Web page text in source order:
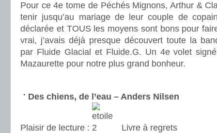
Pour ce 4e tome de Péchés Mignons, Arthur &
tenir jusqu’au mariage de leur couple de
déclarée et TOUS les moyens sont bons pour
vrai, j’avais déjà presque découvert toute la
par Fluide Glacial et Fluide.G. Un 4e volet
Mazaurette pour notre plus grand bonheur.
Des chiens, de l’eau – Anders Nilsen
Plaisir de lecture :
Livre à regrets